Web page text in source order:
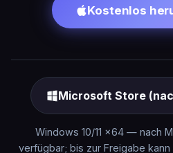
Kostenlos
Microsoft Store
Windows 10/11 x64 — nach
verfügbar; bis zur Freigabe